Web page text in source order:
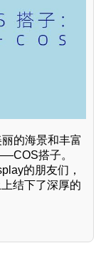
的海景和丰富
搭子。
的朋友们，
结下了深厚的